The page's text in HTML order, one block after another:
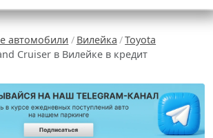
автомобили Вилейка
Toyota
Cruiser в Вилейке в кредит